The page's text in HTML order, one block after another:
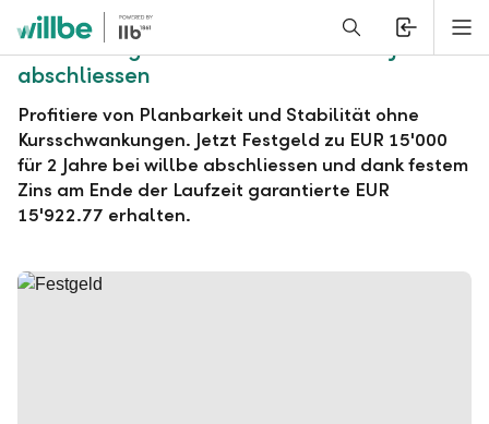
Alerts.Headline
willbe Festgeld zu EUR 15'000 für 2 Jahre
abschliessen
Profitiere von Planbarkeit und Stabilität ohne
Kursschwankungen. Jetzt Festgeld zu EUR 15'000
für 2 Jahre bei willbe abschliessen und dank festem
Zins am Ende der Laufzeit garantierte EUR
15'922.77 erhalten.